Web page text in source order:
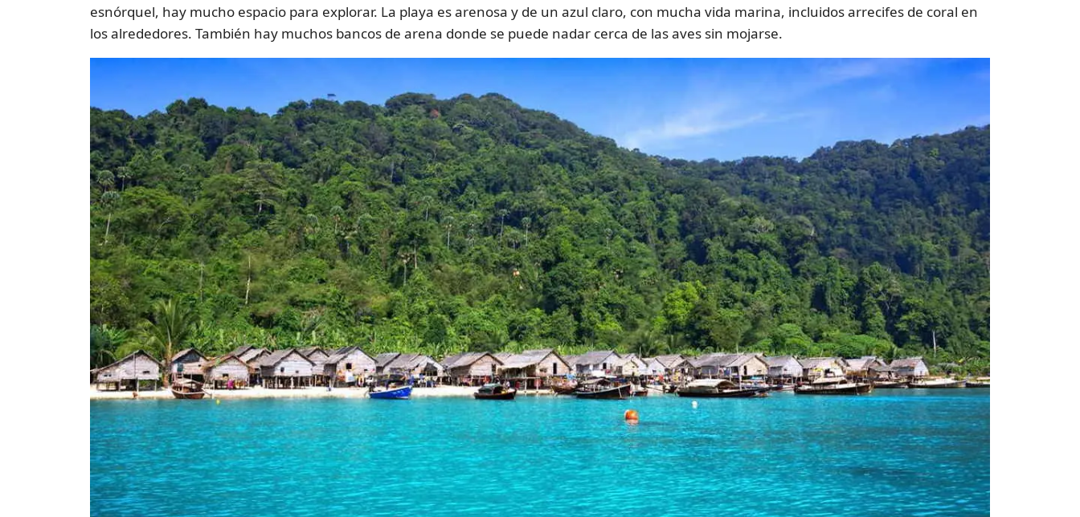
esnórquel, hay mucho espacio para explorar. La playa es arenosa y de un azul claro, con mucha vida marina, incluidos arrecifes de coral en
los alrededores. También hay muchos bancos de arena donde se puede nadar cerca de las aves sin mojarse.